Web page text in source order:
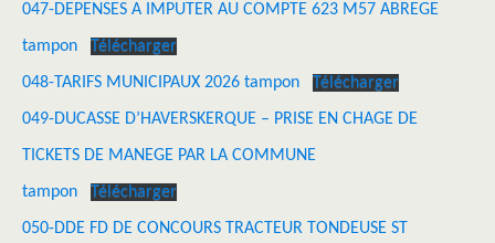
047-DEPENSES A IMPUTER AU COMPTE 623 M57 ABREGE
tampon Télécharger
048-TARIFS MUNICIPAUX 2026 tampon Télécharger
049-DUCASSE D’HAVERSKERQUE – PRISE EN CHAGE DE
TICKETS DE MANEGE PAR LA COMMUNE
tampon Télécharger
050-DDE FD DE CONCOURS TRACTEUR TONDEUSE ST